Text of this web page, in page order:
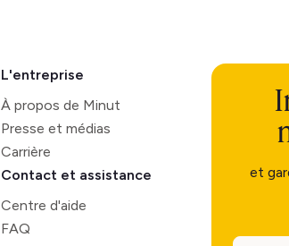
L'entreprise
À propos de Minut
Presse et médias
Carrière
Contact et assistance
Centre d'aide
FAQ
et